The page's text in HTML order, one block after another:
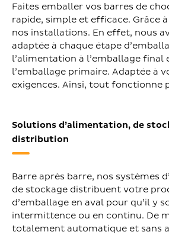
Faites emballer vos barres de
rapide, simple et efficace. Grâce
nos installations. En effet, nous
adaptée à chaque étape
l’alimentation à l’emballage final
l’emballage primaire. Adaptée à
exigences. Ainsi, tout fonctionne
Solutions d’alimentation, de
distribution
Barre après barre, nos systèmes
de stockage distribuent votre
d’emballage en aval pour qu’il y
intermittence ou en continu. De
totalement automatique et sans